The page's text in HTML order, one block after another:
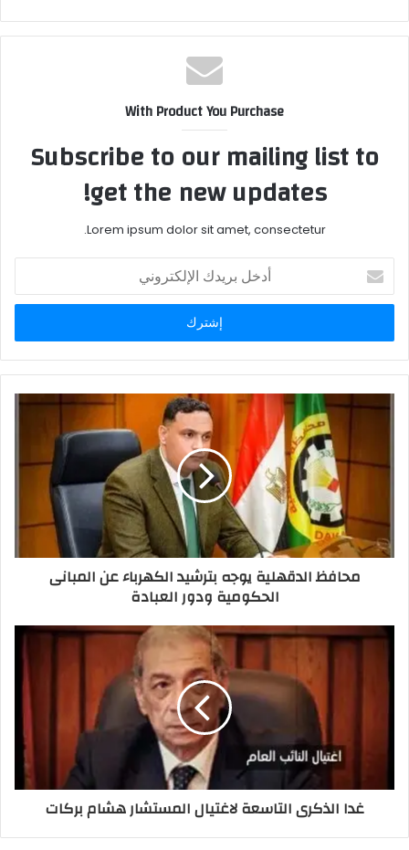
With Product You Purchase
Subscribe to our mailing list to
get the new updates!
Lorem ipsum dolor sit amet, consectetur.
أدخل
بريدك
الإلكتروني
محافظ الدقهلية يوجه بترشيد الكهرباء عن المبانى
الحكومية ودور العبادة
غدا الذكرى التاسعة لاغتيال المستشار هشام بركات